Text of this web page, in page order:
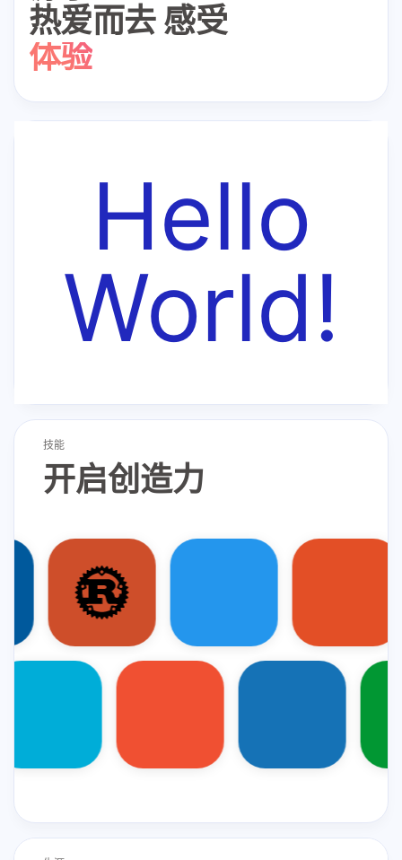
热爱而去 感受
学习
生活
程序
体验
Hello
World!
技能
开启创造力
Linux C C++
Python
HTML CSS
Neovim 树莓派 Qt